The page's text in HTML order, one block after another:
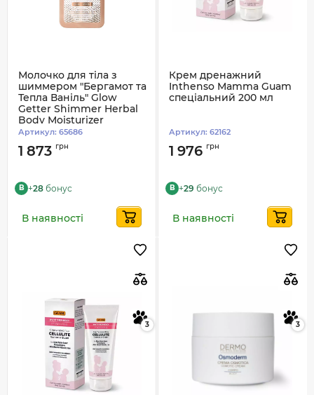
Молочко для тіла з
шиммером "Бергамот та
Тепла Ваніль" Glow
Getter Shimmer Herbal
Body Moisturizer
Bergamot & Warm
Vanilla Hempz 500 мл
(8104-03)
Артикул: 65686
1 873 грн
B +28 бонус
В наявності
Крем дренажний
Inthenso Mamma Guam
спеціальний 200 мл
Артикул: 62162
1 976 грн
B +29 бонус
В наявності
3 3